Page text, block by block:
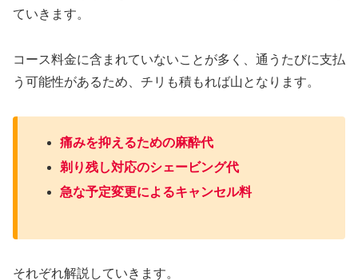
ていきます。
コース料金に含まれていないことが多く、通うたびに支払
う可能性があるため、チリも積もれば山となります。
痛みを抑えるための麻酔代
剃り残し対応のシェービング代
急な予定変更によるキャンセル料
それぞれ解説していきます。